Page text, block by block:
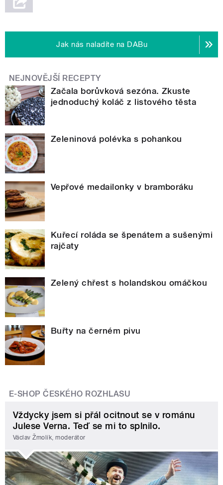
Jak nás naladíte na DABu
NEJNOVĚJŠÍ RECEPTY
Začala borůvková sezóna. Zkuste
jednoduchý koláč z listového těsta
Zeleninová polévka s pohankou
Vepřové medailonky v bramboráku
Kuřecí roláda se špenátem a sušenými
rajčaty
Zelený chřest s holandskou omáčkou
Buřty na černém pivu
E-SHOP ČESKÉHO ROZHLASU
Vždycky jsem si přál ocitnout se v románu
Julese Verna. Teď se mi to splnilo.
Václav Žmolík, moderátor